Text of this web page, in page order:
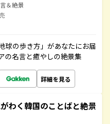
＆絶景
球の歩き方」があなたにお届
の名言と癒やしの絶景集
詳細を見る
わく韓国のことばと絶景